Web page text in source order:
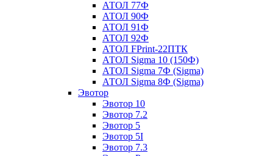
АТОЛ 77Ф
АТОЛ 90Ф
АТОЛ 91Ф
АТОЛ 92Ф
АТОЛ FPrint-22ПТК
АТОЛ Sigma 10 (150Ф)
АТОЛ Sigma 7Ф (Sigma)
АТОЛ Sigma 8Ф (Sigma)
Эвотор
Эвотор 10
Эвотор 7.2
Эвотор 5
Эвотор 5I
Эвотор 7.3